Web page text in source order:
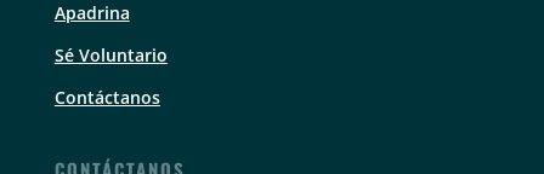
Apadrina
Sé Voluntario
Contáctanos